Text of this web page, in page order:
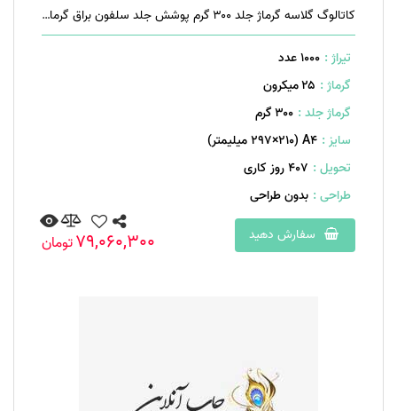
کاتالوگ گلاسه گرماژ جلد ۳۰۰ گرم پوشش جلد سلفون براق گرماژ داخل ۱۷۰ گرم ۲۰ صفحه منگنه تخت
تیراژ : 1000 عدد
گرماژ : ۲۵ میکرون
گرماژ جلد : ۳۰۰ گرم
سایز : A۴ (۲۹۷×۲۱۰ میلیمتر)
تحویل : 407 روز کاری
طراحی : بدون طراحی
سفارش دهید
79,060,300تومان